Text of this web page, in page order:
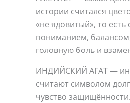
истории считался
«не ядовитый», то
пониманием,
головную боль и
ИНДИЙСКИЙ АГАТ —
считают символом
чувство